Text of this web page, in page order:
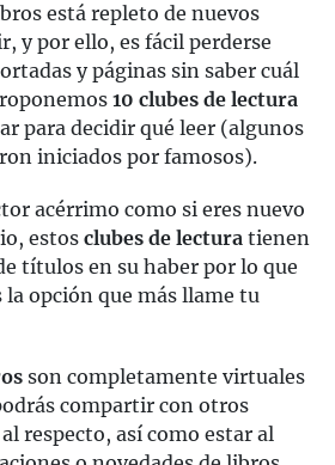
está repleto de nuevos
y por ello, es fácil perderse
y páginas sin saber cuál
10 clubes de lectura
para decidir qué leer (algunos
iniciados por famosos).
acérrimo como si eres nuevo
estosclubes de lectura tienen
títulos en su haber por lo que
opción que más llame tu
son completamente virtuales
compartir con otros
respecto, así como estar al